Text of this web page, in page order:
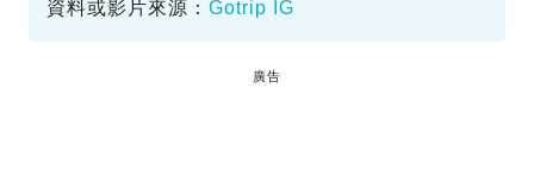
資料或影片來源： Gotrip IG
廣告